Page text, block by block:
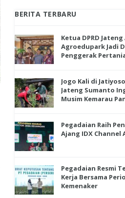
Ketua DPRD Jateng Apresiasi EK
View Agroedupark Jadi Destinasi
BERITA TERBARU
Ketua DPRD
Agroedupark Jadi
Penggerak
Jogo Kali di
Jateng Sumanto
Musim Kemarau
Pegadaian Raih
Ajang IDX Channel
Pegadaian Resmi
Kerja Bersama
Kemenaker